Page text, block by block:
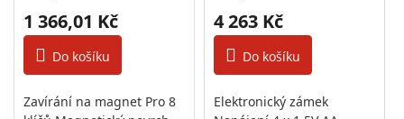
1 366,01 Kč
Do košíku
Zavírání na magnet Pro 8
4 263 Kč
Do košíku
Elektronický zámek